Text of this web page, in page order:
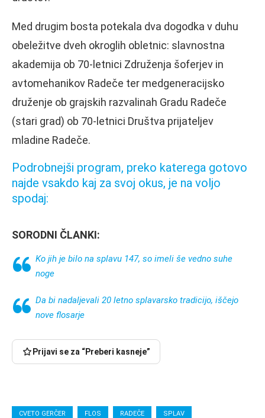
Med drugim bosta potekala dva dogodka v duhu
obeležitve dveh okroglih obletnic: slavnostna
akademija ob 70-letnici Združenja šoferjev in
avtomehanikov Radeče ter medgeneracijsko
druženje ob grajskih razvalinah Gradu Radeče
(stari grad) ob 70-letnici Društva prijateljev
mladine Radeče.
Podrobnejši program, preko katerega gotovo
najde vsakdo kaj za svoj okus, je na voljo
spodaj:
SORODNI ČLANKI:
Ko jih je bilo na splavu 147, so imeli še vedno suhe
noge
Da bi nadaljevali 20 letno splavarsko tradicijo, iščejo
nove flosarje
Prijavi se za “Preberi kasneje”
CVETO GERČER FLOS RADEČE SPLAV